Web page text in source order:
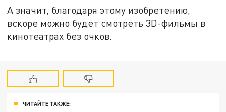
А значит, благодаря этому изобретению,
вскоре можно будет смотреть 3D-фильмы в
кинотеатрах без очков.
ЧИТАЙТЕ ТАКЖЕ: